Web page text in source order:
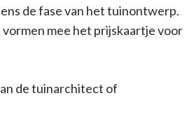
de fase van het tuinontwerp.
mee het prijskaartje voor
de tuinarchitect of